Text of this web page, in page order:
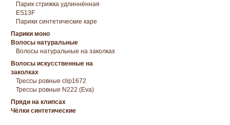
Парик стрижка удлиннённая
ES13F
Парики синтетические каре
Парики моно
Волосы натуральные
Волосы натуральные на заколках
Волосы искусственные на
заколках
Трессы ровные clip1672
Трессы ровные N222 (Eva)
Пряди на клипсах
Чёлки синтетические